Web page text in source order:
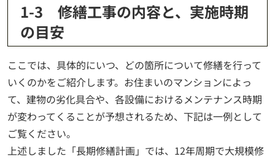
1-3 修繕工事の内容と、実施時期
の目安
ここでは、具体的にいつ、どの箇所について修繕を行って
いくのかをご紹介します。お住まいのマンションによっ
て、建物の劣化具合や、各設備におけるメンテナンス時期
が変わってくることが予想されるため、下記は一例として
ご覧ください。
上述しました「長期修繕計画」では、12年周期で大規模修